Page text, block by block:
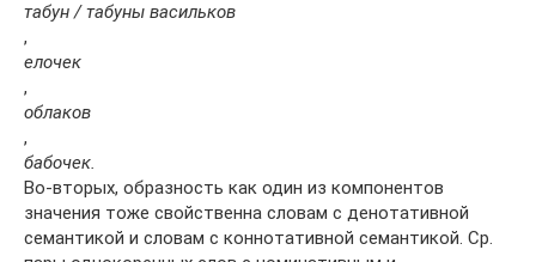
табун / табуны васильков
,
елочек
,
облаков
,
бабочек.
Во-вторых, образность как один из компонентов
значения тоже свойственна словам с денотативной
семантикой и словам с коннотативной семантикой. Ср.